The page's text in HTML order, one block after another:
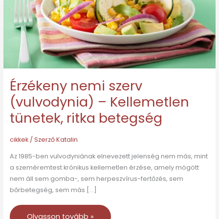
Érzékeny nemi szerv
(vulvodynia) – Kellemetlen
tünetek, ritka betegség
cikkek/ SzerzőKatalin
Az 1985-ben vulvodyniának elnevezett jelenség nem más, mint
a szeméremtest krónikus kellemetlen érzése, amely mögött
nem áll sem gomba-, sem herpeszvírus-fertőzés, sem
bőrbetegség, sem más […]
Kellemetlen
tünetek,
ritka
betegség
Olvasson tovább »